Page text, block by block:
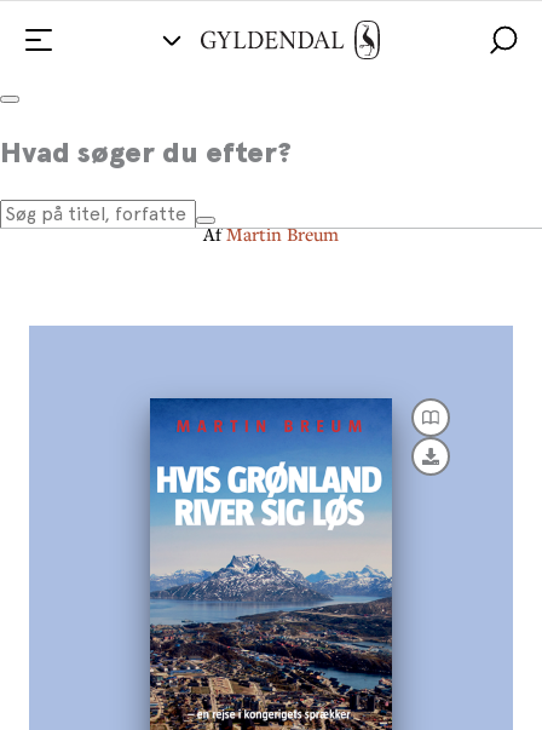
Hvad søger du efter?
Hvis Grønland river sig løs
- en rejse i kongerigets sprækker
AfMartin Breum